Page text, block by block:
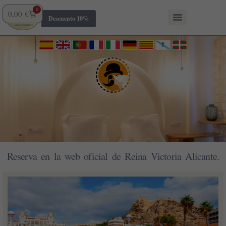
Ir
contenido
0,00 € 0
CarritoDescuento 10%
Reserva en la web oficial de Reina Victoria Alicante.